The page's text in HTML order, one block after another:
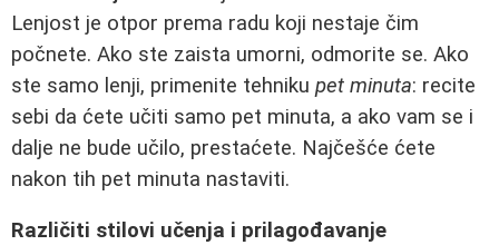
Lenjost je otpor prema radu koji nestaje čim
počnete. Ako ste zaista umorni, odmorite se. Ako
ste samo lenji, primenite tehniku pet minuta: recite
sebi da ćete učiti samo pet minuta, a ako vam se i
dalje ne bude učilo, prestaćete. Najčešće ćete
nakon tih pet minuta nastaviti.
Različiti stilovi učenja i prilagođavanje